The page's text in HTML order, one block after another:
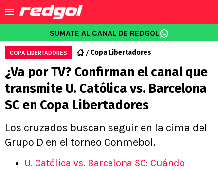
SUMATE AL CANAL DE REDGOL
COPA LIBERTADORES Copa Libertadores
¿Va por TV? Confirman el canal que
transmite U. Católica vs. Barcelona
SC en Copa Libertadores
Los cruzados buscan seguir en la cima del
Grupo D en el torneo Conmebol.
U. Católica vs. Barcelona SC: Cuándo